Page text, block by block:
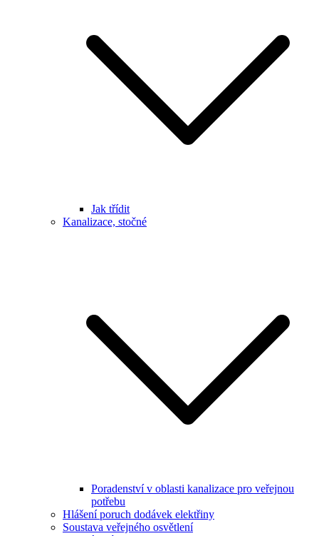
Jak třídit
Kanalizace, stočné
Poradenství v oblasti kanalizace pro veřejnou
potřebu
Hlášení poruch dodávek elektřiny
Soustava veřejného osvětlení